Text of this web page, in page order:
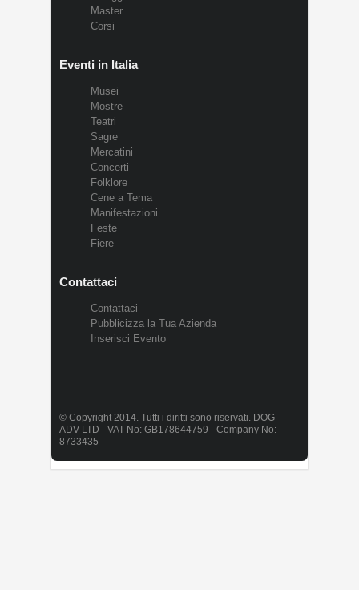
Master
Corsi
Eventi in Italia
Musei
Mostre
Teatri
Sagre
Mercatini
Concerti
Folklore
Cene a Tema
Manifestazioni
Feste
Fiere
Contattaci
Contattaci
Pubblicizza la Tua Azienda
Inserisci Evento
© Copyright 2014. Tutti i diritti sono riservati. DOG
ADV LTD - VAT No: GB178644759 - Company No:
8733435